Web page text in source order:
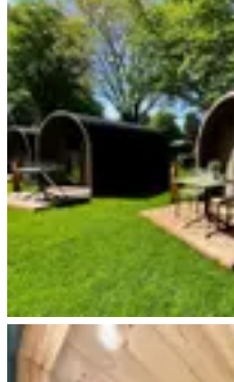
Trekking Pod+ Essen